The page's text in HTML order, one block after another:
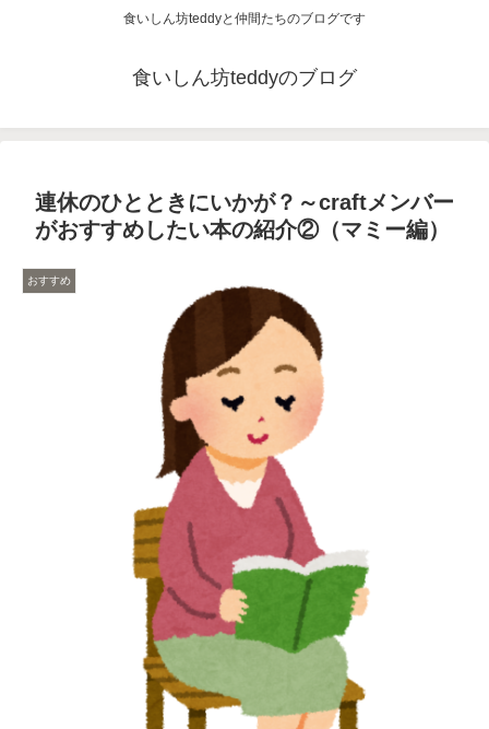
食いしん坊teddyと仲間たちのブログです
食いしん坊teddyのブログ
連休のひとときにいかが？～craftメンバー
がおすすめしたい本の紹介②（マミー編）
おすすめ